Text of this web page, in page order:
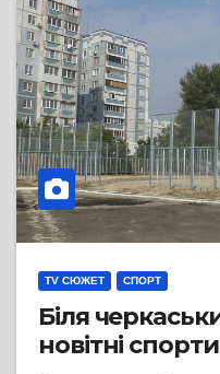
TV СЮЖЕТ СПОРТ
Біля
новітні